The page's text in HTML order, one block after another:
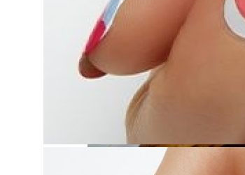
Компактно, Красиво,